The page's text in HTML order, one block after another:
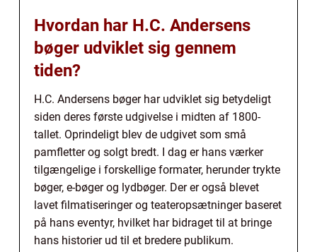
Hvordan har H.C. Andersens
bøger udviklet sig gennem
tiden?
H.C. Andersens bøger har udviklet sig betydeligt
siden deres første udgivelse i midten af 1800-
tallet. Oprindeligt blev de udgivet som små
pamfletter og solgt bredt. I dag er hans værker
tilgængelige i forskellige formater, herunder trykte
bøger, e-bøger og lydbøger. Der er også blevet
lavet filmatiseringer og teateropsætninger baseret
på hans eventyr, hvilket har bidraget til at bringe
hans historier ud til et bredere publikum.